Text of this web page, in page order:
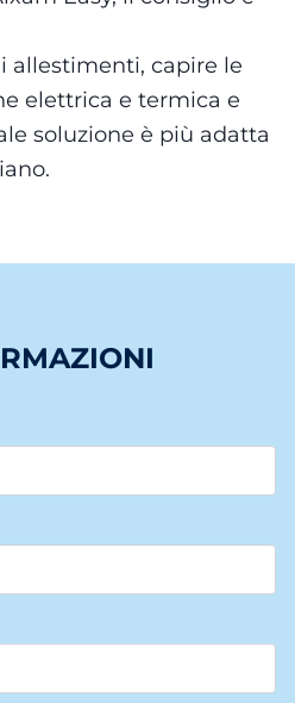
allestimenti, capire le
elettrica e termica e
soluzione è più adatta